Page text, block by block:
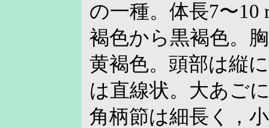
の一種。体長7〜10
褐色から黒褐色。
黄褐色。頭部は縦
は直線状。大あご
角柄節は細長く，